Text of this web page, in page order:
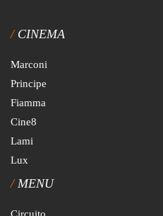
CINEMA
Marconi
Principe
Fiamma
Cine8
Lami
Lux
MENU